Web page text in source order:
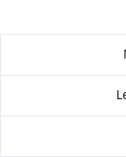
Zu dieser